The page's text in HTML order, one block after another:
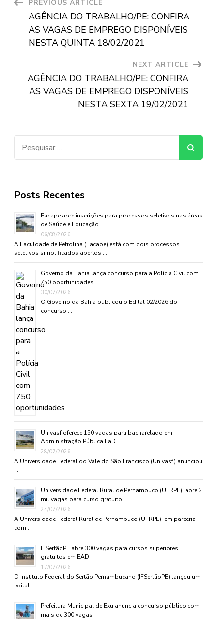
Post
Navigation
PREVIOUS ARTICLE
AGÊNCIA DO TRABALHO/PE: CONFIRA
AS VAGAS DE EMPREGO DISPONÍVEIS
NESTA QUINTA 18/02/2021
NEXT ARTICLE
AGÊNCIA DO TRABALHO/PE: CONFIRA
AS VAGAS DE EMPREGO DISPONÍVEIS
NESTA SEXTA 19/02/2021
Posts Recentes
Facape abre inscrições para processos seletivos nas áreas
de Saúde e Educação
06/08/2026
A Faculdade de Petrolina (Facape) está com dois processos
seletivos simplificados abertos …
Governo da Bahia lança concurso para a Polícia Civil com
750 oportunidades
30/07/2026
O Governo da Bahia publicou o Edital 02/2026 do
concurso …
Univasf oferece 150 vagas para bacharelado em
Administração Pública EaD
28/07/2026
A Universidade Federal do Vale do São Francisco (Univasf) anunciou
…
Universidade Federal Rural de Pernambuco (UFRPE), abre 2
mil vagas para curso gratuito
24/07/2026
A Universidade Federal Rural de Pernambuco (UFRPE), em parceria
com …
IFSertãoPE abre 300 vagas para cursos superiores
gratuitos em EAD
17/07/2026
O Instituto Federal do Sertão Pernambucano (IFSertãoPE) lançou um
edital …
Prefeitura Municipal de Exu anuncia concurso público com
mais de 300 vagas